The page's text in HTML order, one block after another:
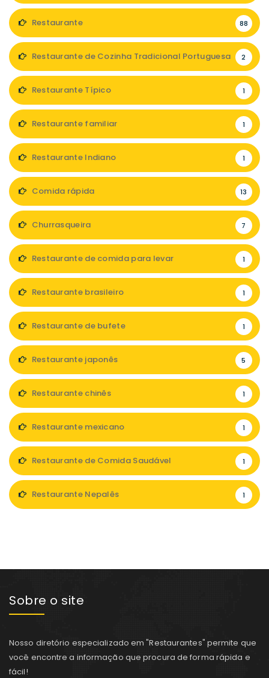
Restaurante 88
Restaurante de Cozinha Tradicional Portuguesa 2
Restaurante Típico 1
Restaurante familiar 1
Restaurante Indiano 1
Comida rápida 13
Churrasqueira 7
Restaurante de comida para levar 1
Restaurante brasileiro 1
Restaurante de bufete 1
Restaurante japonês 5
Restaurante chinês 1
Restaurante mexicano 1
Restaurante de Comida Saudável 1
Restaurante Nepalês 1
Sobre o site
Nosso diretório especializado em "Restaurantes" permite que
você encontre a informação que procura de forma rápida e
fácil!